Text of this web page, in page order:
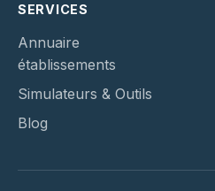
SERVICES
Annuaire
établissements
Simulateurs & Outils
Blog